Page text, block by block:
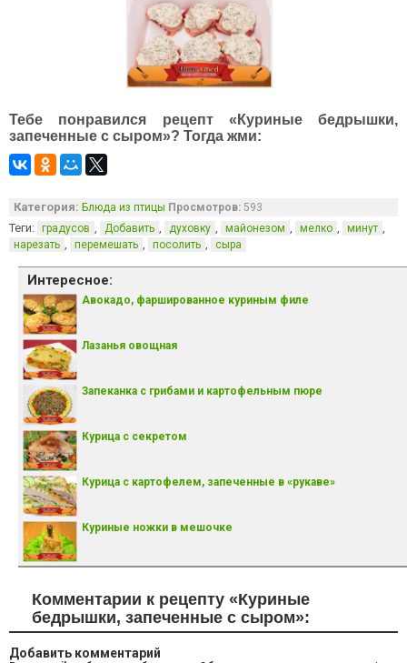
Тебе понравился рецепт «Куриные бедрышки,
запеченные с сыром»? Тогда жми:
Категория: Блюда из птицы Просмотров: 593
Теги: градусов , Добавить , духовку , майонезом , мелко , минут ,
нарезать , перемешать , посолить , сыра
Интересное:
Авокадо, фаршированное куриным филе
Лазанья овощная
Запеканка с грибами и картофельным пюре
Курица с секретом
Курица с картофелем, запеченные в «рукаве»
Куриные ножки в мешочке
Комментарии к рецепту «Куриные
бедрышки, запеченные с сыром»:
Добавить комментарий